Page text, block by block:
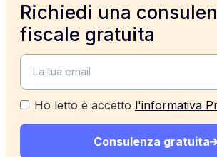
Richiedi una
fiscale gratuita
Ho letto e accetto l'informativa
Consulenza gratuita